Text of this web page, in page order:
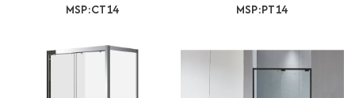
MSP:CT14 MSP:PT14